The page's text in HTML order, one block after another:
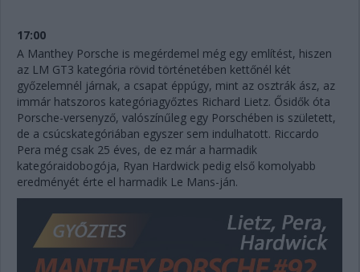
17:00
A Manthey Porsche is megérdemel még egy említést, hiszen
az LM GT3 kategória rövid történetében kettőnél két
győzelemnél járnak, a csapat éppúgy, mint az osztrák ász, az
immár hatszoros kategóriagyőztes Richard Lietz. Ősidők óta
Porsche-versenyző, valószínűleg egy Porschében is született,
de a csúcskategóriában egyszer sem indulhatott. Riccardo
Pera még csak 25 éves, de ez már a harmadik
kategóraidobogója, Ryan Hardwick pedig első komolyabb
eredményét érte el harmadik Le Mans-ján.